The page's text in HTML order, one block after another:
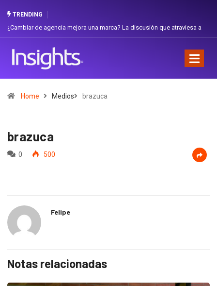
TRENDING
de agencia mejora una marca? La discusión que atraviesa a
Home Medios brazuca
brazuca
0 500
Felipe
Notas relacionadas